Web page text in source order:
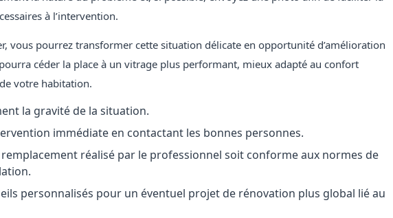
à l’intervention.
vous pourrez transformer cette situation délicate en opportunité d’amélioration
céder la place à un vitrage plus performant, mieux adapté au confort
votre habitation.
la gravité de la situation.
immédiate en contactant les bonnes personnes.
remplacement réalisé par le professionnel soit conforme aux normes de
personnalisés pour un éventuel projet de rénovation plus global lié au